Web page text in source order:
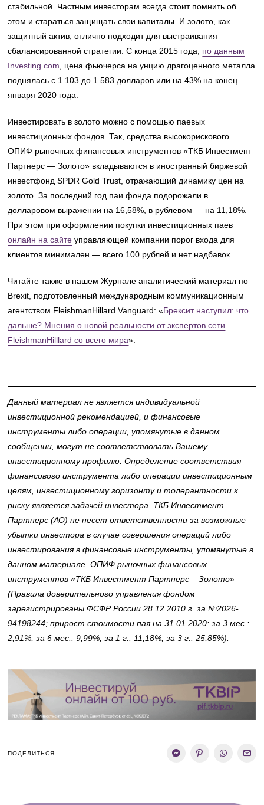
стабильной. Частным инвесторам всегда стоит помнить об
этом и стараться защищать свои капиталы. И золото, как
защитный актив, отлично подходит для выстраивания
сбалансированной стратегии. С конца 2015 года, по данным
Investing.com , цена фьючерса на унцию драгоценного металла
поднялась с 1 103 до 1 583 долларов или на 43% на конец
января 2020 года.
Инвестировать в золото можно с помощью паевых
инвестиционных фондов. Так, средства высокорискового
ОПИФ рыночных финансовых инструментов «ТКБ Инвестмент
Партнерс — Золото» вкладываются в иностранный биржевой
инвестфонд SPDR Gold Trust, отражающий динамику цен на
золото. За последний год паи фонда подорожали в
долларовом выражении на 16,58%, в рублевом — на 11,18%.
При этом при оформлении покупки инвестиционных паев
онлайн на сайте управляющей компании порог входа для
клиентов минимален — всего 100 рублей и нет надбавок.
Читайте также в нашем Журнале аналитический материал по
Brexit, подготовленный международным коммуникационным
агентством FleishmanHillard Vanguard: «Брексит наступил: что
дальше? Мнения о новой реальности от экспертов сети
FleishmanHilllard со всего мира».
Данный материал не является индивидуальной
инвестиционной рекомендацией, и финансовые
инструменты либо операции, упомянутые в данном
сообщении, могут не соответствовать Вашему
инвестиционному профилю. Определение соответствия
финансового инструмента либо операции инвестиционным
целям, инвестиционному горизонту и толерантности к
риску является задачей инвестора. ТКБ Инвестмент
Партнерс (АО) не несет ответственности за возможные
убытки инвестора в случае совершения операций либо
инвестирования в финансовые инструменты, упомянутые в
данном материале. ОПИФ рыночных финансовых
инструментов «ТКБ Инвестмент Партнерс – Золото»
(Правила доверительного управления фондом
зарегистрированы ФСФР России 28.12.2010 г. за №2026-
94198244; прирост стоимости пая на 31.01.2020: за 3 мес.:
2,91%, за 6 мес.: 9,99%, за 1 г.: 11,18%, за 3 г.: 25,85%).
ПОДЕЛИТЬСЯ